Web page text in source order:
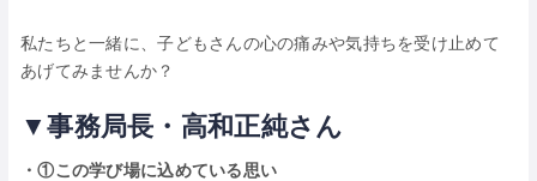
私たちと一緒に、子どもさんの心の痛みや気持ちを受け止めて
あげてみませんか？
▼事務局長・高和正純さん
・①この学び場に込めている思い